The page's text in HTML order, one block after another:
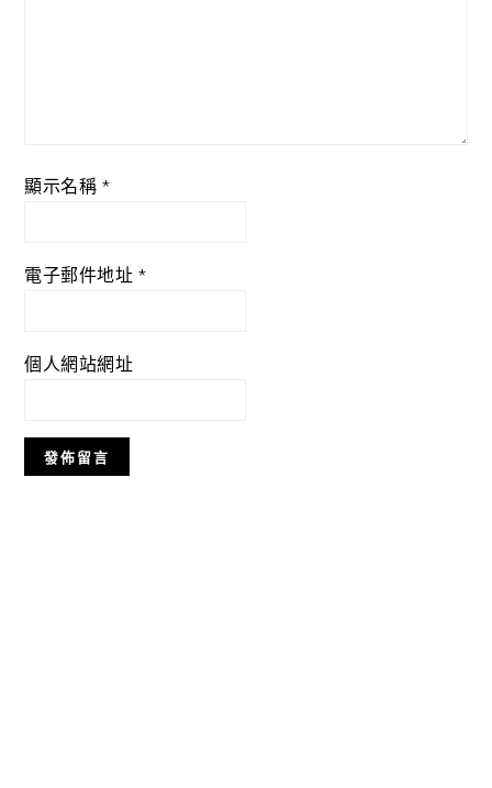
顯示名稱 *
電子郵件地址 *
個人網站網址